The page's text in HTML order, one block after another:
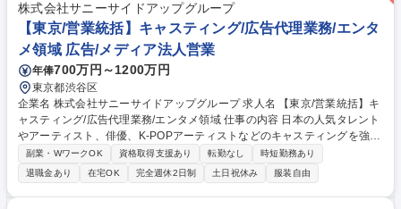
用の進捗確認と管理 ■実施後のレポーティングを通じた効果分析、および
改善案の提示 ■社内の通訳・翻訳担当と連携した、円滑なグローバル案件
の推進 ■国内での広告代理店経験を活かした、戦略的なクライアント折衝
募集職種 【東京/広告営業】中国市場向けSNS広告/日中越境ECに特化/年
休122日
株式会社サニーサイドアップグループ
【東京/営業統括】キャスティング/広告代理業務/エンタ
メ領域 広告/メディア法人営業
年俸700万円～1200万円
東京都渋谷区
企業名 株式会社サニーサイドアップグループ 求人名 【東京/営業統括】キ
ャスティング/広告代理業務/エンタメ領域 仕事の内容 日本の人気タレント
やアーティスト、俳優、K-POPアーティストなどのキャスティングを強み
とした広告代理業務全般、およびコミュニケーション戦略の立案･推進を
しています。※海外出張あり 圧倒的なスピードと実現力で、トレンドから
なる“驚き”と“発見" に満ちた「コンテンツ」、活きた「キャスティング」
を開発し、即決に繋がる「仕掛け」づくりで、オンリーワンの企画を実現
副業・WワークOK 資格取得支援あり 転勤なし
時短勤務あり
退職金あり
在宅OK 完全週休2日制 土日祝休み 服装自由